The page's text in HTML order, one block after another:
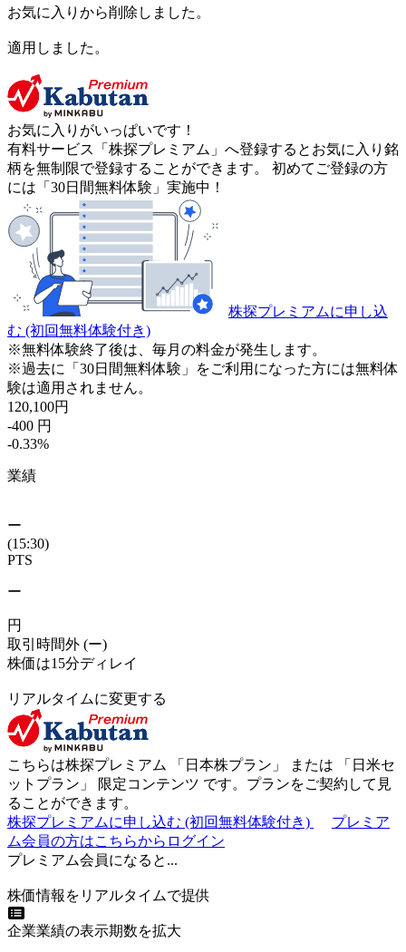
お気に入りから削除しました。
適用しました。
お気に入りがいっぱいです！
有料サービス「株探プレミアム」へ登録するとお気に入り銘
柄を無制限で登録することができます。 初めてご登録の方
には「30日間無料体験」実施中！
株探プレミアムに申し込
む (初回無料体験付き)
※無料体験終了後は、毎月の料金が発生します。
※過去に「30日間無料体験」をご利用になった方には無料体
験は適用されません。
120,100円
-400 円
-0.33%
業績
ー
(15:30)
PTS
ー
円
取引時間外 (ー)
株価は15分ディレイ
リアルタイムに変更する
こちらは株探プレミアム 「 日本株プラン 」 または 「 日米セ
ットプラン 」 限定コンテンツ です。プランをご契約して見
ることができます。
株探プレミアムに申し込む (初回無料体験付き)
プレミア
ム会員の方はこちらからログイン
プレミアム会員になると...
株価情報をリアルタイムで提供
企業業績の表示期数を拡大